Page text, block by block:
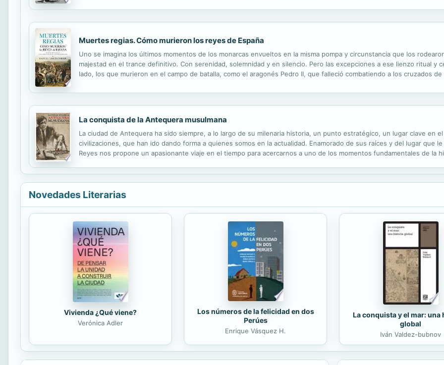
Muertes regias. Cómo murieron los reyes de España
Uno se imagina los últimos momentos de los monarcas envueltos en la misma pompa y circunstancia que los
majestad en el trance definitivo. Con serenidad, solemnidad y en silencio. Pero las excepciones a ese lienzo ritual y
lado, los que murieron en el campo de batalla, como el aragonés Pedro II, que falleció combatiendo a los cruzados
La conquista de la Antequera musulmana
La ciudad de Antequera ha sido siempre, a lo largo de su milenaria historia, un punto estratégico, un lugar clave en
civilizaciones, que han ido dando forma a quienes somos en la actualidad. Enamorado de sus raíces y del lugar que
Reyes nos propone un apasionante viaje en el tiempo para acercarnos a uno de los momentos fundamentales de la
Novedades Literarias
Vivienda ¿Qué viene?
Verónica Adler
Los números de la felicidad en dos
Perúes
Enrique Vásquez H.
La conquista y el mar: una
global
Iván Valdez-bubnov